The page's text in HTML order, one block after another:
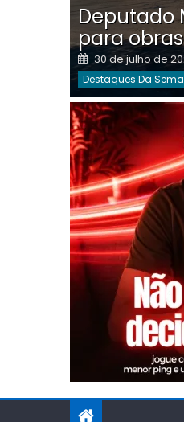
Deputado
para
Posted
on
30 de julho de
Destaques Da